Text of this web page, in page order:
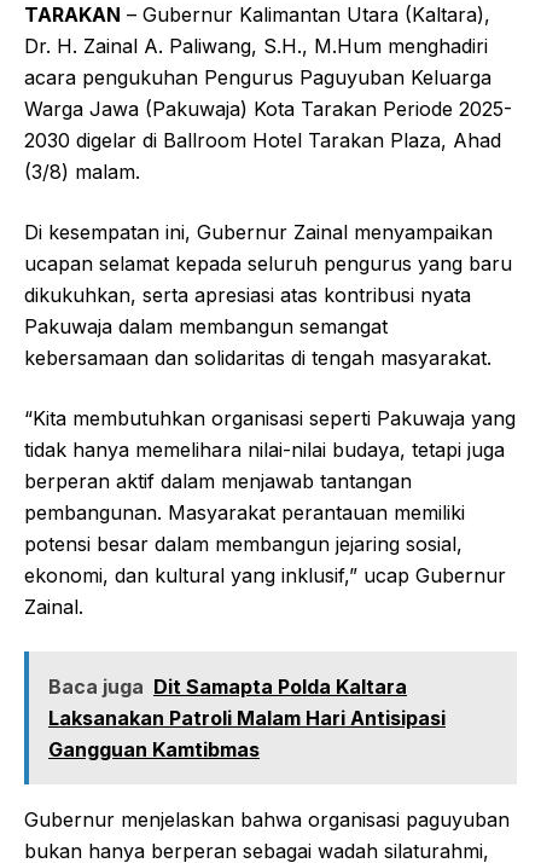
TARAKAN – Gubernur Kalimantan Utara (Kaltara),
Dr. H. Zainal A. Paliwang, S.H., M.Hum menghadiri
acara pengukuhan Pengurus Paguyuban Keluarga
Warga Jawa (Pakuwaja) Kota Tarakan Periode 2025-
2030 digelar di Ballroom Hotel Tarakan Plaza, Ahad
(3/8) malam.
Di kesempatan ini, Gubernur Zainal menyampaikan
ucapan selamat kepada seluruh pengurus yang baru
dikukuhkan, serta apresiasi atas kontribusi nyata
Pakuwaja dalam membangun semangat
kebersamaan dan solidaritas di tengah masyarakat.
“Kita membutuhkan organisasi seperti Pakuwaja yang
tidak hanya memelihara nilai-nilai budaya, tetapi juga
berperan aktif dalam menjawab tantangan
pembangunan. Masyarakat perantauan memiliki
potensi besar dalam membangun jejaring sosial,
ekonomi, dan kultural yang inklusif,” ucap Gubernur
Zainal.
Baca juga Dit Samapta Polda Kaltara
Laksanakan Patroli Malam Hari Antisipasi
Gangguan Kamtibmas
Gubernur menjelaskan bahwa organisasi paguyuban
bukan hanya berperan sebagai wadah silaturahmi,